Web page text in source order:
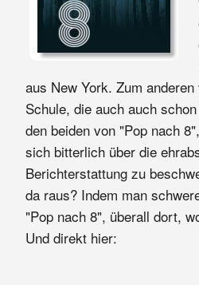
aus New York. Zum
Schule, die auch auch
den beiden von "Pop nach
sich bitterlich über die
Berichterstattung zu
da raus? Indem man
"Pop nach 8", überall dort,
Und direkt hier: